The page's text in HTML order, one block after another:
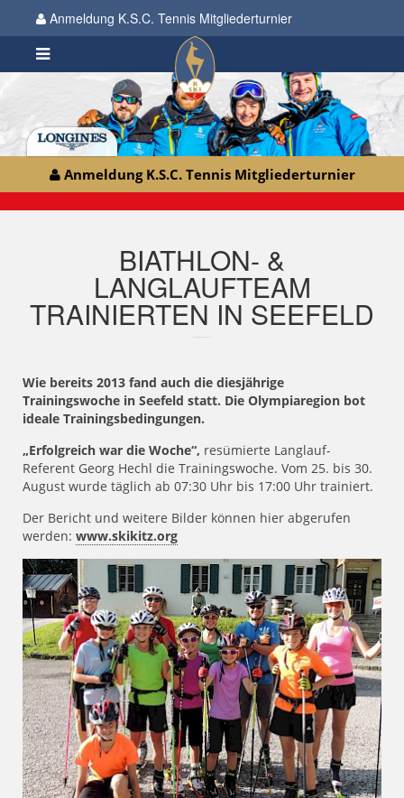
Anmeldung K.S.C. Tennis Mitgliederturnier
Anmeldung K.S.C. Tennis Mitgliederturnier
BIATHLON- &
LANGLAUFTEAM
TRAINIERTEN IN SEEFELD
Wie bereits 2013 fand auch die diesjährige
Trainingswoche in Seefeld statt. Die Olympiaregion bot
ideale Trainingsbedingungen.
„Erfolgreich war die Woche“, resümierte Langlauf-
Referent Georg Hechl die Trainingswoche. Vom 25. bis 30.
August wurde täglich ab 07:30 Uhr bis 17:00 Uhr trainiert.
Der Bericht und weitere Bilder können hier abgerufen
werden: www.skikitz.org